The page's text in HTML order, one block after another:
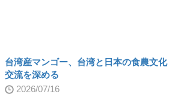
台湾産マンゴー、台湾と日本の食農文化
交流を深める
2026/07/16